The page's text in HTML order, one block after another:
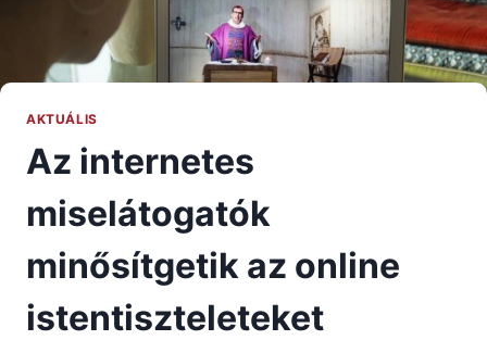
AKTUÁLIS
Az internetes
miselátogatók
minősítgetik az online
istentiszteleteket